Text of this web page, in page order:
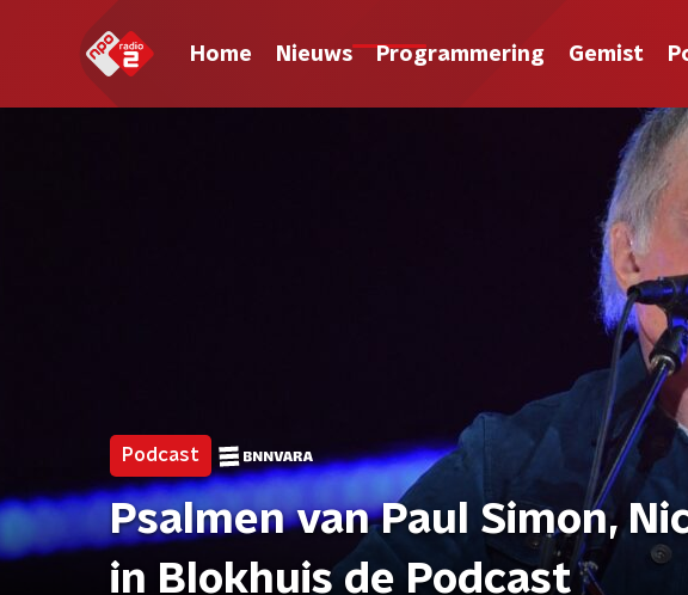
Home Nieuws Programmering Gemist
Podcast
Psalmen van Paul Simon,
in Blokhuis de Podcast